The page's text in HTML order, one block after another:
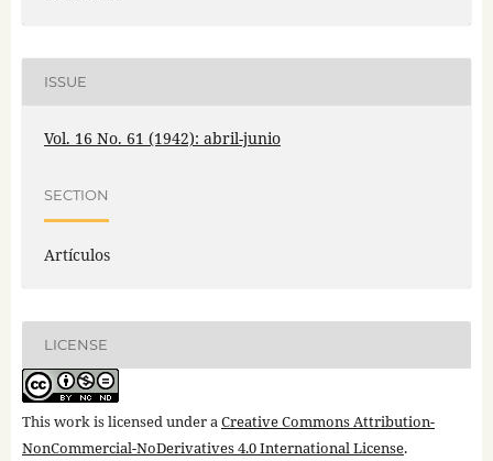
ISSUE
Vol. 16 No. 61 (1942): abril-junio
SECTION
Artículos
LICENSE
This work is licensed under aCreative Commons Attribution-
NonCommercial-NoDerivatives 4.0 International License.